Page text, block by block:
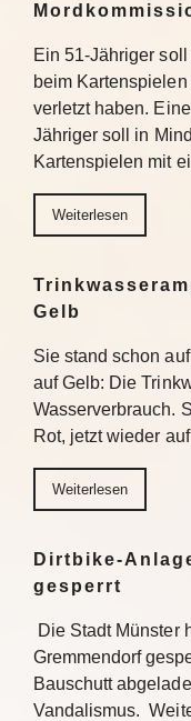
Ein 51-Jähriger
beim
verletzt haben.
Jähriger soll in
Kartenspielen mit
Weiterlesen
Gelb
Sie stand schon
auf Gelb: Die
Wasserverbrauch.
Rot, jetzt wieder
Weiterlesen
Dirtbike-
gesperrt
Die Stadt Münster
Gremmendorf
Bauschutt
Vandalismus.